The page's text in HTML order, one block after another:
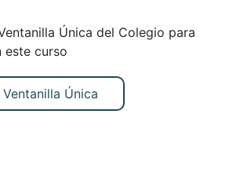
Única del Colegio para
este curso
Única